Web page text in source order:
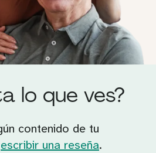
lo que ves?
contenido de tu
escribir una reseña.